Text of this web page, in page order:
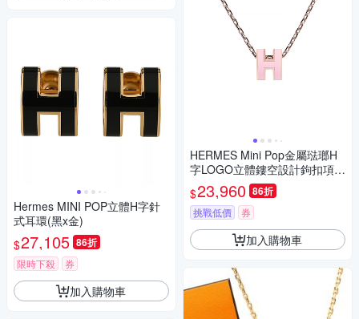
Hermes MINI POP立體H字針
式耳環(黑x金)
$27,105 86折
限時下殺 券
加入購物車
HERMES Mini Pop金屬琺瑯H
字LOGO立體鏤空設計鉤扣項鍊
(粉紅x玫瑰金)
$23,960 86折
挑戰低價 券
加入購物車